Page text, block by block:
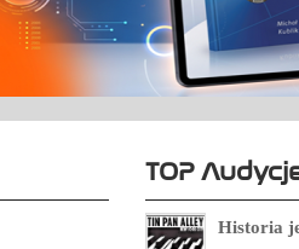
TOP
Historia